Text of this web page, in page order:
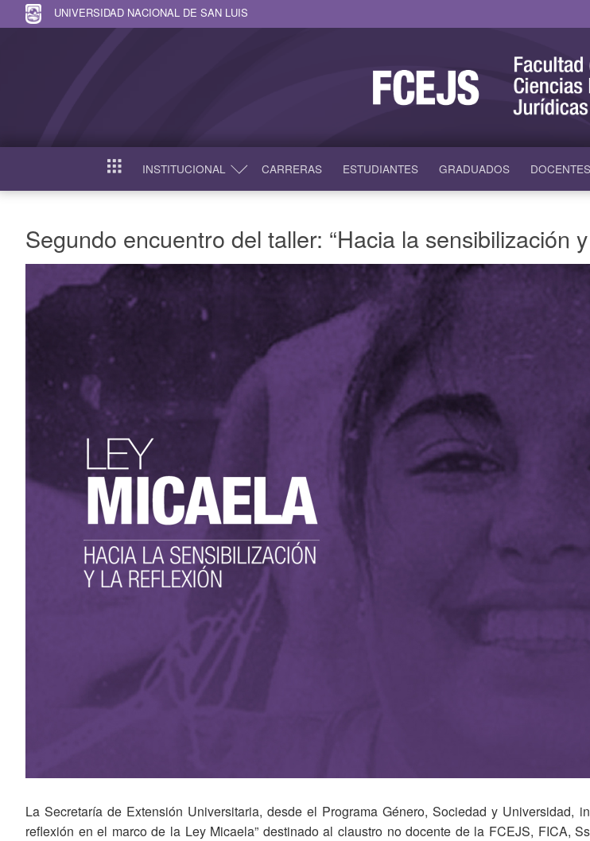
UNIVERSIDAD NACIONAL DE SAN LUIS
INICIO INSTITUCIONAL CARRERAS ESTUDIANTES GRADUADOS DOCENTES
Segundo encuentro del taller: “Hacia la sensibilización
La Secretaría de Extensión Universitaria, desde el Programa Género, Sociedad y
reflexión en el marco de la Ley Micaela” destinado al claustro no docente de la FCEJS, FICA,